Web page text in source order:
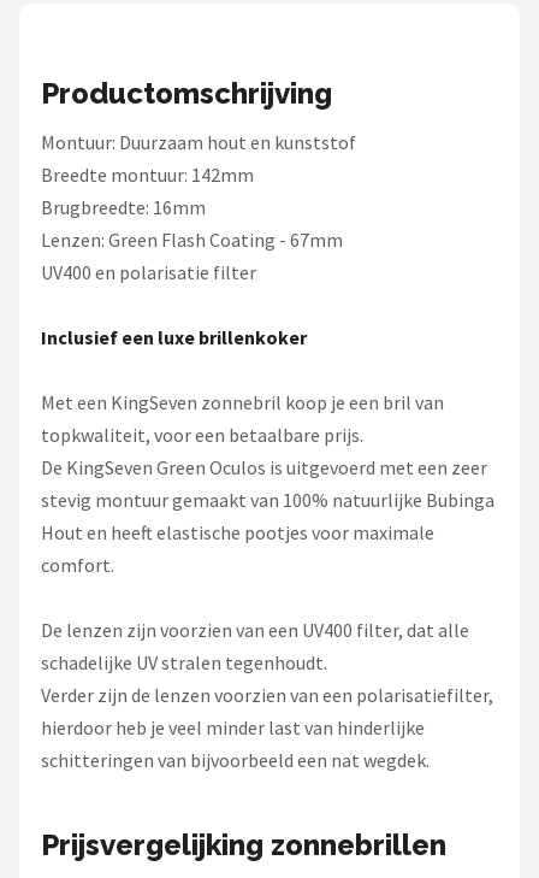
Productomschrijving
Montuur: Duurzaam hout en kunststof
Breedte montuur: 142mm
Brugbreedte: 16mm
Lenzen: Green Flash Coating - 67mm
UV400 en polarisatie filter
Inclusief een luxe brillenkoker
Met een KingSeven zonnebril koop je een bril van
topkwaliteit, voor een betaalbare prijs.
De KingSeven Green Oculos is uitgevoerd met een zeer
stevig montuur gemaakt van 100% natuurlijke Bubinga
Hout en heeft elastische pootjes voor maximale
comfort.
De lenzen zijn voorzien van een UV400 filter, dat alle
schadelijke UV stralen tegenhoudt.
Verder zijn de lenzen voorzien van een polarisatiefilter,
hierdoor heb je veel minder last van hinderlijke
schitteringen van bijvoorbeeld een nat wegdek.
Prijsvergelijking zonnebrillen